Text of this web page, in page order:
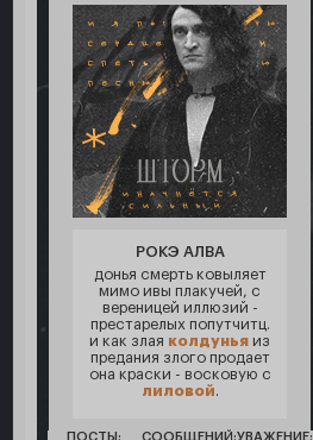
РОКЭ АЛВА
донья смерть ковыляет
мимо ивы плакучей, с
вереницей иллюзий -
престарелых попутчитц.
и как злая колдунья из
предания злого продает
она краски - восковую с
лиловой.
ПОСТЫ: СООБЩЕНИЙ:УВАЖЕНИЕ: